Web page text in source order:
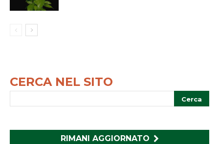
CERCA NEL SITO
RIMANI AGGIORNATO